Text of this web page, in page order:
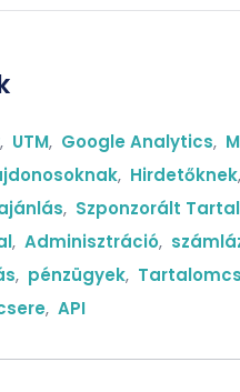
, UTM, Google Analytics,
, Hirdetőknek,
, Szponzorált
, Adminisztráció,
, pénzügyek,
, API